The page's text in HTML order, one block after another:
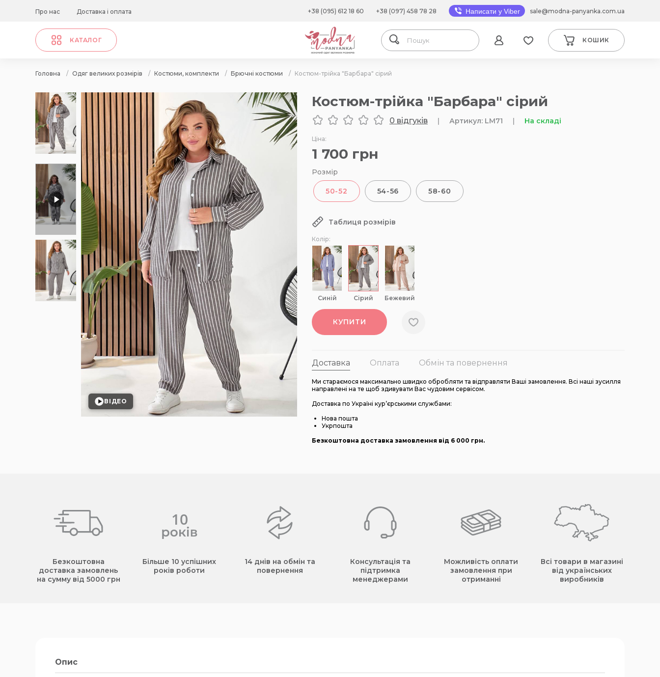
Про нас Доставка і оплата +38 (095) 612 18 60 +38 (097) 458 78 28 Написати у Viber sale@modna-panyanka.com.ua
КАТАЛОГ КОШИК
Головна / Одяг великих розмірів / Костюми, комплекти / Брючні костюми / Костюм-трійка "Барбара" сірий
ВІДЕО
Костюм-трійка "Барбара" сірий
0 відгуків | Артикул: LM71 | На складі
Ціна:
1 700 грн
Розмір
50-52 54-56 58-60
Таблиця розмірів
Колір:
синій сірий бежевий
КУПИТИ
Доставка Оплата Обмін та повернення
Ми стараємося максимально швидко обробляти та відправляти Ваші замовлення. Всі наші зусилля
направлені на те щоб здивувати Вас чудовим сервісом.
Доставка по Україні кур’єрськими службами:
Нова пошта
Укрпошта
Безкоштовна доставка замовлення від 6 000 грн.
Безкоштовна
доставка замовлень
на сумму від 5000 грн
Більше 10 успішних
років роботи
14 днів на обмін та
повернення
Консультація та
підтримка
менеджерами
Можливість оплати
замовлення при
отриманні
Всі товари в магазині
від українських
виробників
Опис